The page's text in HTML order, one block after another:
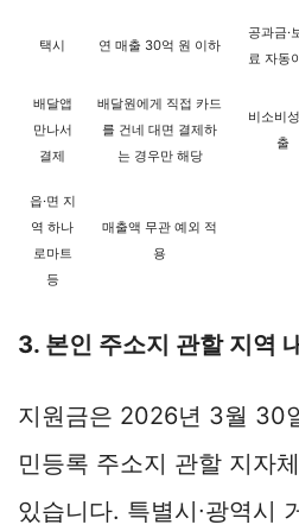
택시 연 매출 30억 원 이하
공과금·
료 자동
배달앱
만나서
결제
배달원에게 직접 카드
를 건네 대면 결제하
는 경우만 해당
비소비
출
읍·면 지
역 하나
로마트
등
매출액 무관 예외 적
용
3. 본인 주소지 관할 지역
지원금은 2026년 3월 30
민등록 주소지 관할 지자
있습니다. 특별시∙광역시